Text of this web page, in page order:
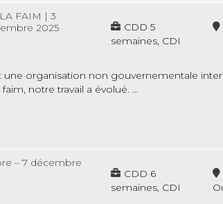
FAIM |3
2025
CDD 5
semaines, CDI
une organisation non gouvernementale
notre travail a évolué. …
– 7 décembre
CDD 6
semaines, CDI